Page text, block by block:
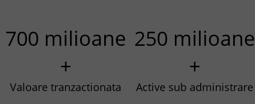
700 milioane
+
Valoare tranzactionata
250 milioane
+
Active sub administrare